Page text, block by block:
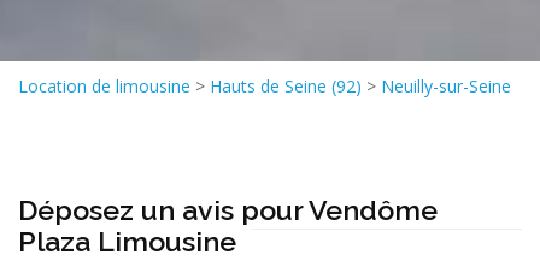
Location de limousine > Hauts de Seine (92) > Neuilly-sur-Seine
Déposez un avis pour Vendôme
Plaza Limousine